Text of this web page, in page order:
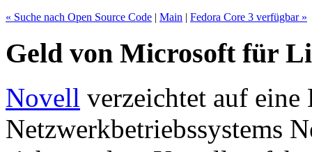
« Suche nach Open Source Code | Main | Fedora Core 3 verfügbar »
Geld von Microsoft für
Novell verzeichtet auf
Netzwerkbetriebssystems